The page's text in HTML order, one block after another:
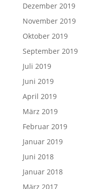
Dezember 2019
November 2019
Oktober 2019
September 2019
Juli 2019
Juni 2019
April 2019
März 2019
Februar 2019
Januar 2019
Juni 2018
Januar 2018
März 2017